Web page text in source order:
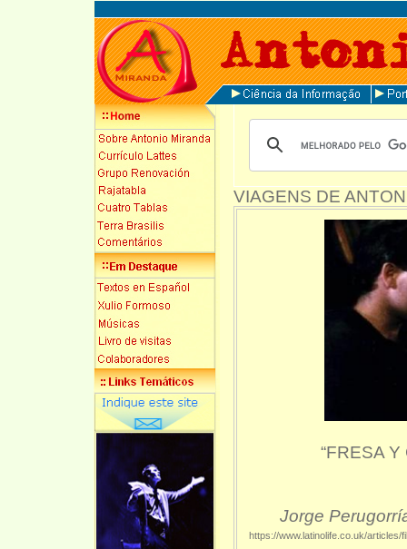
VIAGENS DE
“FRESA
Jorge
https://www.latinolife.co.uk/